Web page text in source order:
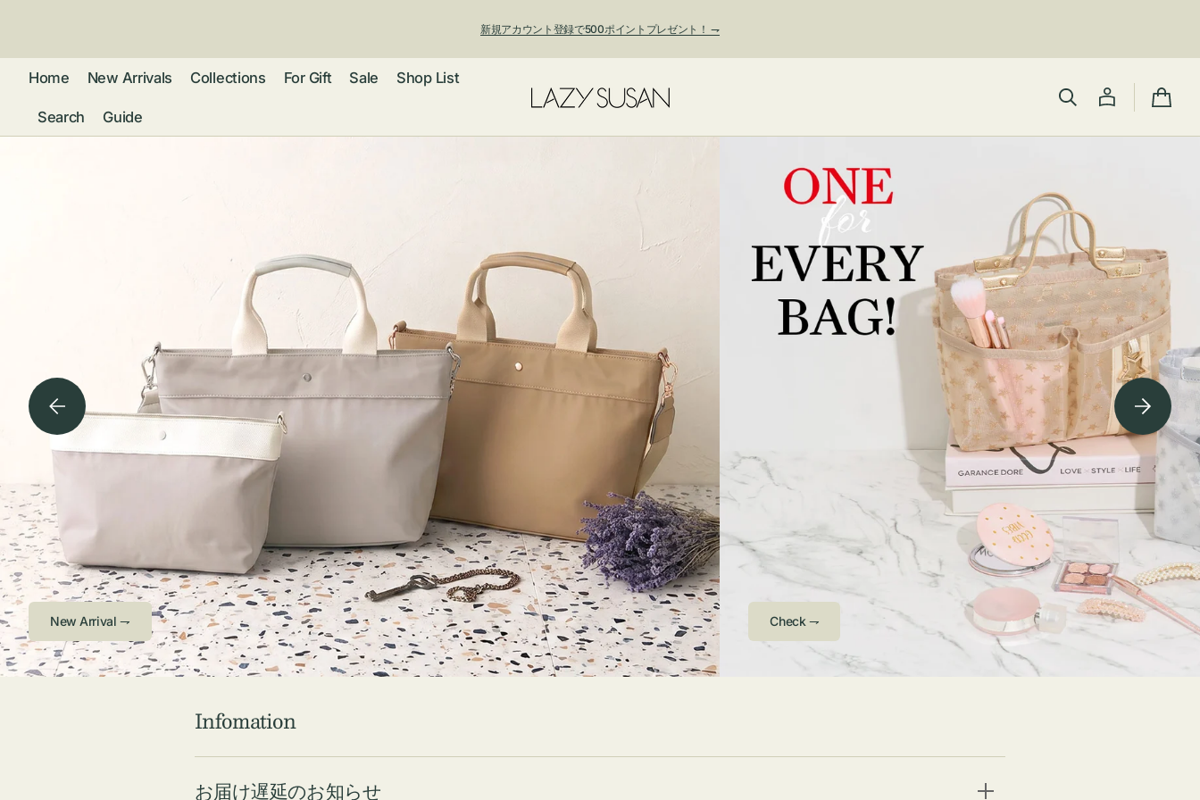
新規アカウント登録で500ポイントプレゼント！ ⇁
夏季休業および発送停止について
Home New Arrivals Collections
ブレスレット・
バングル
ブローチ
ショルダーバッ
スマートフォン
ポシェット
ハンドバッグ
ボストンバッグ
エコバッグ・サ
ブバッグ
ファッション
バッグチャー
ム・キーホルダ
ー
ウエア
扇子・ファン
ストール・ハッ
ト・グローブ
メガネ・サング
ラス・ルーペ
傘
ハンカチ・ソッ
クス
ウォレット・革
ポーチ ・ メガ
ネケース・マル
チケース他
コスメ
ジュエリーボッ
クス ・ケース
インテリア
For Gift Sale Shop List
Search Guide
カ
Check ⇁
Infomation
お届け遅延のお知らせ